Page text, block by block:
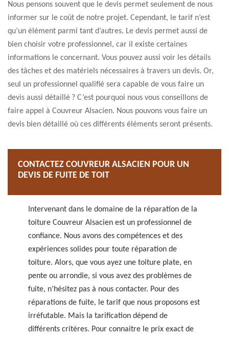
Nous pensons souvent que le devis permet seulement de nous
informer sur le coût de notre projet. Cependant, le tarif n’est
qu’un élément parmi tant d’autres. Le devis permet aussi de
bien choisir votre professionnel, car il existe certaines
informations le concernant. Vous pouvez aussi voir les détails
des tâches et des matériels nécessaires à travers un devis. Or,
seul un professionnel qualifié sera capable de vous faire un
devis aussi détaillé ? C’est pourquoi nous vous conseillons de
faire appel à Couvreur Alsacien. Nous pouvons vous faire un
devis bien détaillé où ces différents éléments seront présents.
CONTACTEZ COUVREUR ALSACIEN POUR UN
DEVIS DE FUITE DE TOIT
Intervenant dans le domaine de la réparation de la
toiture Couvreur Alsacien est un professionnel de
confiance. Nous avons des compétences et des
expériences solides pour toute réparation de
toiture. Alors, que vous ayez une toiture plate, en
pente ou arrondie, si vous avez des problèmes de
fuite, n’hésitez pas à nous contacter. Pour des
réparations de fuite, le tarif que nous proposons est
irréfutable. Mais la tarification dépend de
différents critères. Pour connaitre le prix exact de